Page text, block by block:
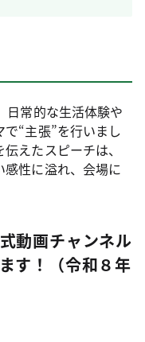
日常的な生活体験や
“主張”を行いまし
えたスピーチは、
性に溢れ、会場に
動画チャンネル
す！（令和８年